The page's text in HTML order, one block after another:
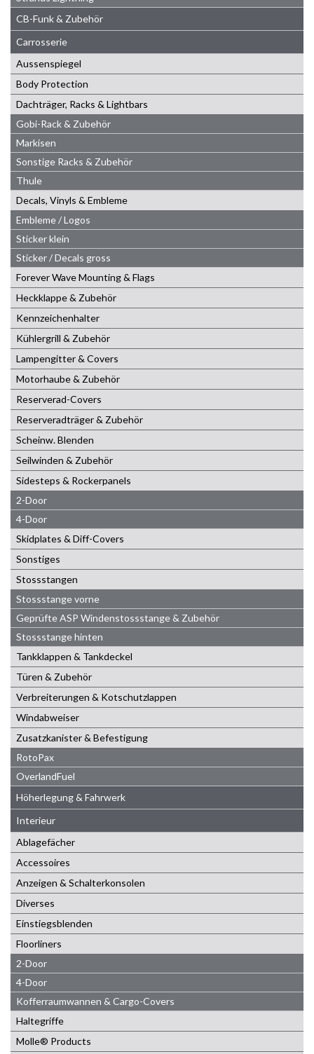
CB-Funk & Zubehör
Carrosserie
Aussenspiegel
Body Protection
Dachträger, Racks & Lightbars
Gobi-Rack & Zubehör
Markisen
Sonstige Racks & Zubehör
Thule
Decals, Vinyls & Embleme
Embleme / Logos
Sticker klein
Sticker / Decals gross
Forever Wave Mounting & Flags
Heckklappe & Zubehör
Kennzeichenhalter
Kühlergrill & Zubehör
Lampengitter & Covers
Motorhaube & Zubehör
Reserverad-Covers
Reserveradträger & Zubehör
Scheinw. Blenden
Seilwinden & Zubehör
Sidesteps & Rockerpanels
2-Door
4-Door
Skidplates & Diff-Covers
Sonstiges
Stossstangen
Stossstange vorne
Geprüfte ASP Windenstossstange & Zubehör
Stossstange hinten
Tankklappen & Tankdeckel
Türen & Zubehör
Verbreiterungen & Kotschutzlappen
Windabweiser
Zusatzkanister & Befestigung
RotoPax
OverlandFuel
Höherlegung & Fahrwerk
Interieur
Ablagefächer
Accessoires
Anzeigen & Schalterkonsolen
Diverses
Einstiegsblenden
Floorliners
2-Door
4-Door
Kofferraumwannen & Cargo-Covers
Haltegriffe
Molle® Products